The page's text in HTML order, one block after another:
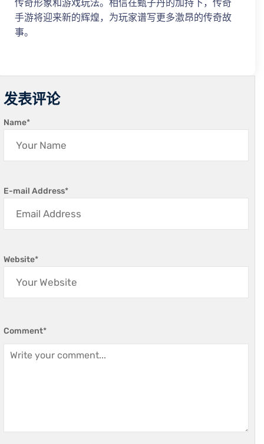
传奇形象和游戏玩法。相信在甄子丹的加持下，传奇
手游将迎来新的辉煌，为玩家谱写更多激昂的传奇故
事。
发表评论
Name*
E-mail Address*
Website*
Comment*